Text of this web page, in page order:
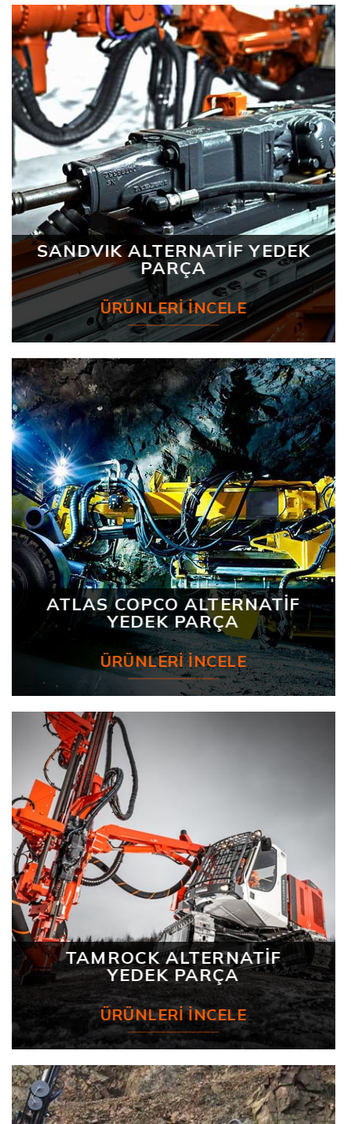
SANDVIK ALTERNATİF YEDEK
PARÇA
ÜRÜNLERI İNCELE
ATLAS COPCO ALTERNATİF
YEDEK PARÇA
ÜRÜNLERI İNCELE
TAMROCK ALTERNATİF
YEDEK PARÇA
ÜRÜNLERI İNCELE